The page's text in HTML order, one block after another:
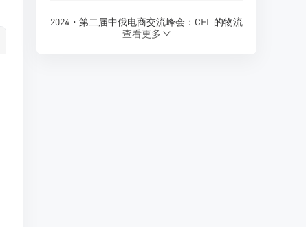
2024・第二届中俄电商交流峰会：CEL 的物流
创新与跨境电商新展望
查看更多